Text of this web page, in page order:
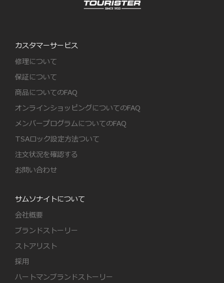
カスタマーサービス
修理について
保証について
商品についてのFAQ
オンラインショッピングについてのFAQ
メンバープログラムについてのFAQ
TSAロック設定方法ついて
注文状況を確認する
お問い合わせ
サムソナイトについて
会社概要
ブランドストーリー
ストアリスト
採用
ハートマンブランドストーリー